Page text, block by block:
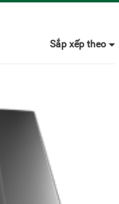
Sắp xếp theo